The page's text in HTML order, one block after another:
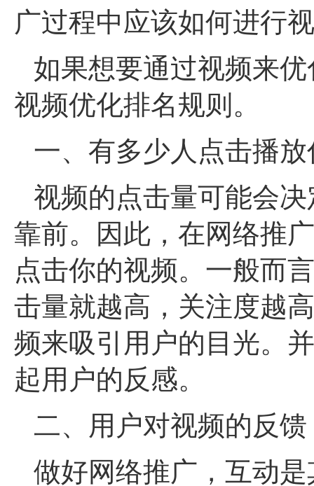
广过程中应该如何进行
如果想要通过视频来
视频优化排名规则。
一、有多少人点击播
视频的点击量可能会
靠前。因此，在网络推
点击你的视频。一般而
击量就越高，关注度越
频来吸引用户的目光。
起用户的反感。
二、用户对视频的反馈
做好网络推广，互动